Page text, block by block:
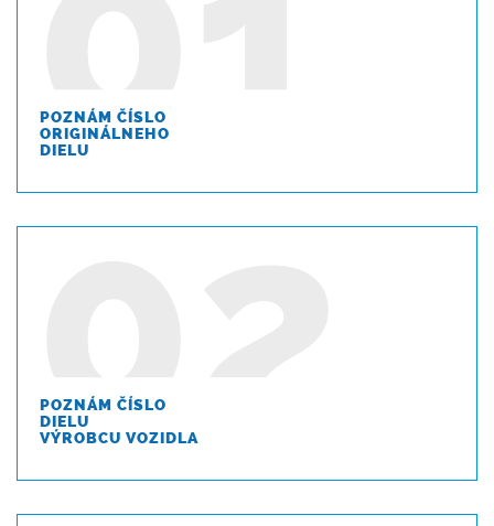
POZNÁM ČÍSLO
ORIGINÁLNEHO
DIELU
POZNÁM ČÍSLO
DIELU
VÝROBCU VOZIDLA